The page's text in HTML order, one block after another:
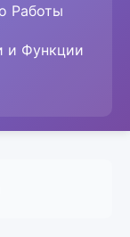
Работы
и Функции